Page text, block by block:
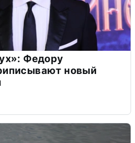
Федору
новый